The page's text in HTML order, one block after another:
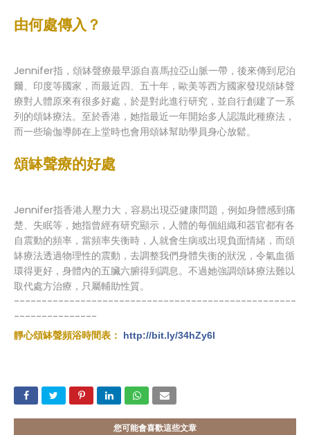
由何處傳入？
Jennifer指，頌缽聲療最早源自喜馬拉亞山脈一帶，後來傳到尼泊
爾、印度等國家，而最近四、五十年，歐美等西方國家發現頌缽聲
療對人體原來有很多好處，於是對此進行研究，並自行創建了一系
列的頌缽療法。至於香港，她指最近一年開始多人認識此種療法，
而一些瑜伽導師在上堂時也會用頌缽幫助學員身心放鬆。
頌缽聲療的好處
Jennifer指香港人壓力大，容易出現亞健康問題，例如身體感到痛
楚、失眠等，她指曾經有研究顯示，人體的每個組織和器官都有各
自震動的頻率，當頻率失衡時，人就會生病或出現負面情緒，而頌
缽療法透過物理性的震動，去調整我們身體失衡的狀況，令氣血循
環得更好，身體內的五臟六腑得到調息。不過她強調頌缽療法難以
取代處方治療，只屬輔助性質。
---------------------------------------------------
---------------
靜心頌缽聲頻浴時間表： http://bit.ly/34hZy6l
您可能會喜歡這些文章